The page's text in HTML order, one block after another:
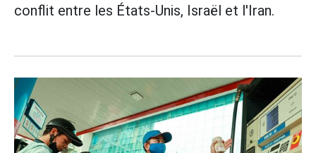
conflit entre les États-Unis, Israël et l'Iran.